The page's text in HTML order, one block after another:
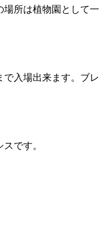
所は植物園として一
で入場出来ます。ブレ
です。